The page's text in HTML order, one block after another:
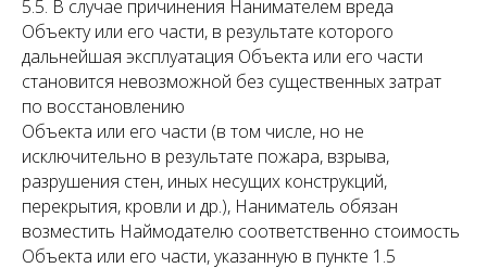
5.5. В случае причинения Нанимателем вреда
Объекту или его части, в результате которого
дальнейшая эксплуатация Объекта или его части
становится невозможной без существенных затрат
по восстановлению
Объекта или его части (в том числе, но не
исключительно в результате пожара, взрыва,
разрушения стен, иных несущих конструкций,
перекрытия, кровли и др.), Наниматель обязан
возместить Наймодателю соответственно стоимость
Объекта или его части, указанную в пункте 1.5